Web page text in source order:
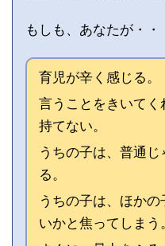
もしも、あなたが・・
育児が辛く感じる。
言うことをきいて
持てない。
うちの子は、普通
る。
うちの子は、ほか
いかと焦ってしまう